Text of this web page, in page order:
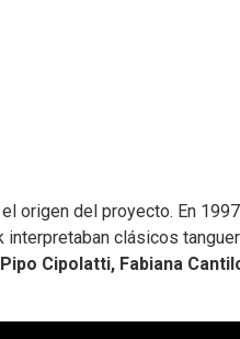
origen del proyecto. En
clásicos
Cipolatti, Fabiana